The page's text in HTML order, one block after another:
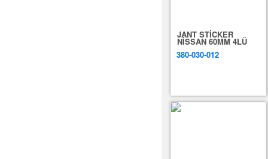
JANT STİCKER
NİSSAN 60MM 4LÜ
380-030-012